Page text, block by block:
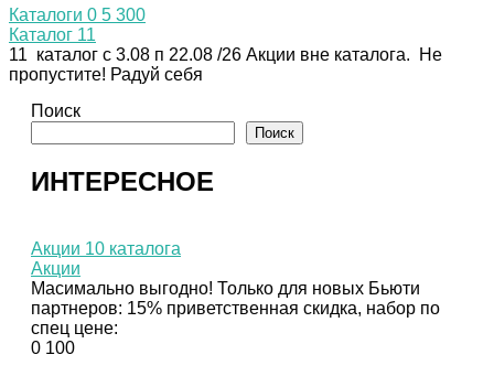
Каталоги 0 5 300
Каталог 11
11 каталог с 3.08 п 22.08 /26 Акции вне каталога. Не
пропустите! Радуй себя
Поиск
Поиск
ИНТЕРЕСНОЕ
Акции 10 каталога
Акции
Масимально выгодно! Только для новых Бьюти
партнеров: 15% приветственная скидка, набор по
спец цене:
0 100